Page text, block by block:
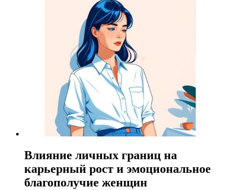
Влияние личных границ на
карьерный рост и эмоциональное
благополучие женщин